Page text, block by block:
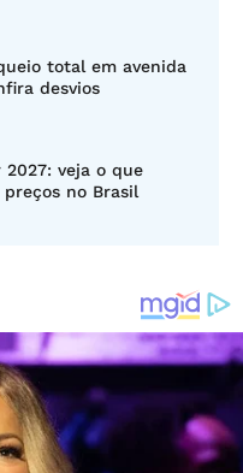
total em avenida
desvios
veja o que
no Brasil